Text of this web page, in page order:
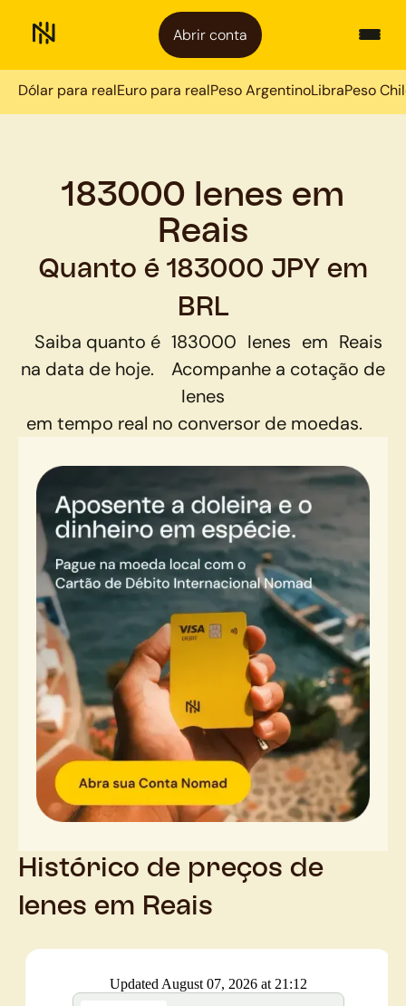
Abrir conta
Dólar para realEuro para realPeso ArgentinoLibraPeso
183000 Ienes em
Reais
Quanto é 183000 JPY em
BRL
Saiba quanto é 183000 Ienes em Reais
na data de hoje.
Acompanhe a cotação de
Ienes
em tempo real no conversor de moedas.
Histórico de preços de
Ienes em Reais